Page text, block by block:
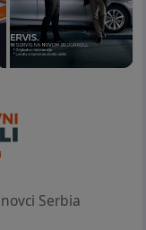
Serbia